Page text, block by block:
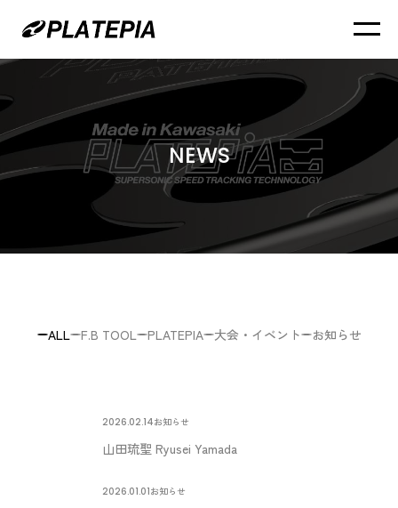
NEWS
ALL F.B TOOL PLATEPIA 大会・イベント お知らせ
2026.02.14お知らせ
山田琉聖 Ryusei Yamada
2026.01.01お知らせ